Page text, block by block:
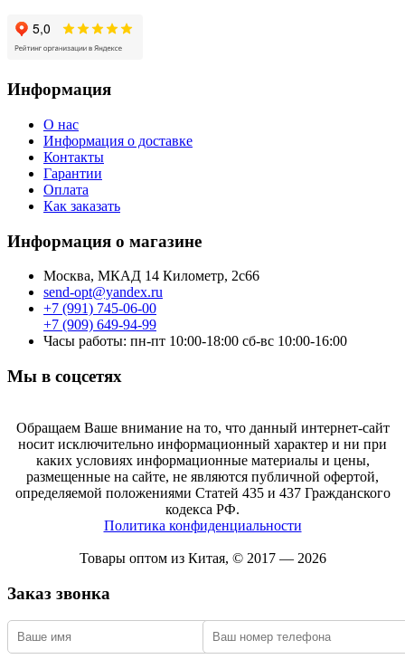
Информация
О нас
Информация о доставке
Контакты
Гарантии
Оплата
Как заказать
Информация о магазине
Москва, МКАД 14 Километр, 2с66
send-opt@yandex.ru
+7 (991) 745-06-00
+7 (909) 649-94-99
Часы работы: пн-пт 10:00-18:00 сб-вс 10:00-16:00
Мы в соцсетях
Обращаем Ваше внимание на то, что данный интернет-сайт
носит исключительно информационный характер и ни при
каких условиях информационные материалы и цены,
размещенные на сайте, не являются публичной офертой,
определяемой положениями Статей 435 и 437 Гражданского
кодекса РФ.
Политика конфиденциальности
Товары оптом из Китая, © 2017 — 2026
Заказ звонка